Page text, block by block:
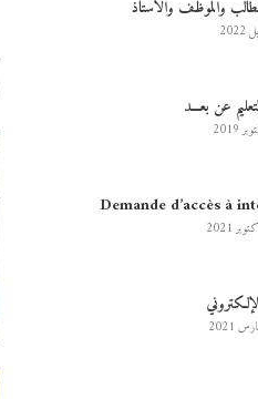
والموظف والأستاذ
عن بعـــد
Demande d’accès à